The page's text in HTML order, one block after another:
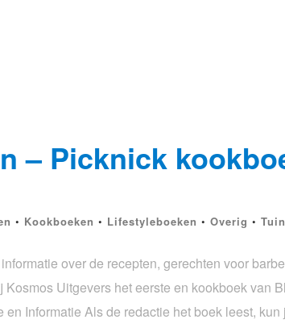
– Picknick
• Kookboeken • Lifestyleboeken •Overig •
over de recepten, gerechten voor
Uitgevers het eerste en kookboek van
Informatie Als de redactie het boek leest,